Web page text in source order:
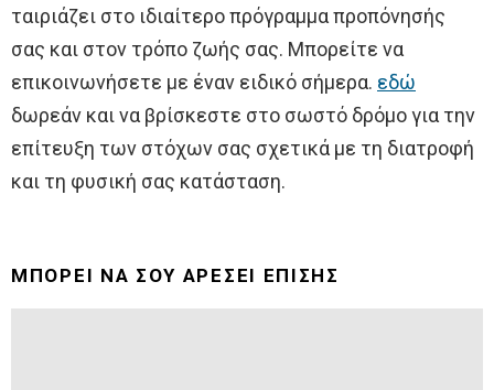
ταιριάζει στο ιδιαίτερο πρόγραμμα προπόνησής
σας και στον τρόπο ζωής σας. Μπορείτε να
επικοινωνήσετε με έναν ειδικό σήμερα. εδώ
δωρεάν και να βρίσκεστε στο σωστό δρόμο για την
επίτευξη των στόχων σας σχετικά με τη διατροφή
και τη φυσική σας κατάσταση.
ΜΠΟΡΕΊ ΝΑ ΣΟΥ ΑΡΈΣΕΙ ΕΠΊΣΗΣ